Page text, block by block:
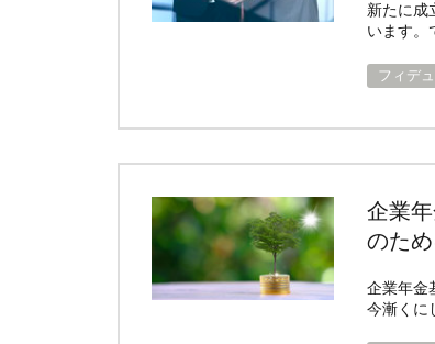
新たに成
います。
フィデ
企業
のた
企業年金
今漸くに